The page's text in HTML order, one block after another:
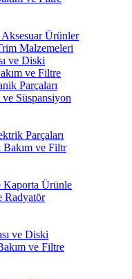
Ürünler
Malzemeleri
ve Diski
ve Filtre
Parçaları
Süspansiyon
Parçaları
ve Filtr
Kaporta Ürünle
Radyatör
ve Diski
ve Filtre